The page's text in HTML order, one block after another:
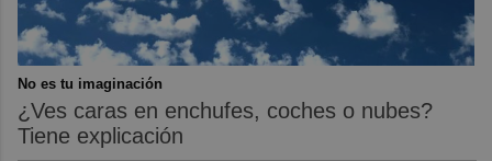
No es tu imaginación
¿Ves caras en enchufes, coches o nubes?
Tiene explicación